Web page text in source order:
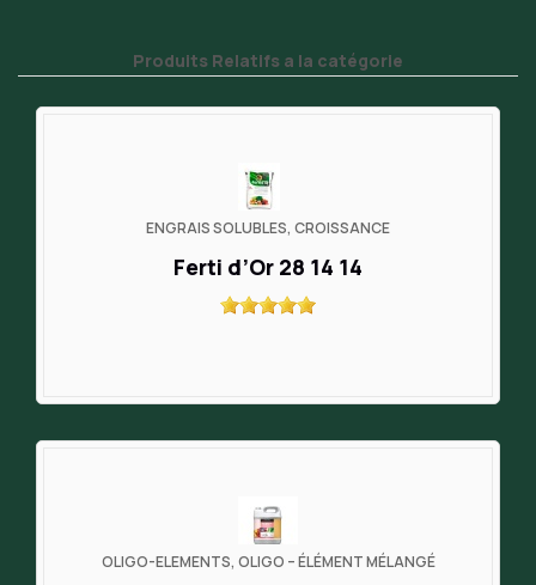
Produits Relatifs a la catégorie
ENGRAIS SOLUBLES, CROISSANCE
Ferti d’Or 28 14 14
OLIGO-ELEMENTS, OLIGO – ÉLÉMENT MÉLANGÉ